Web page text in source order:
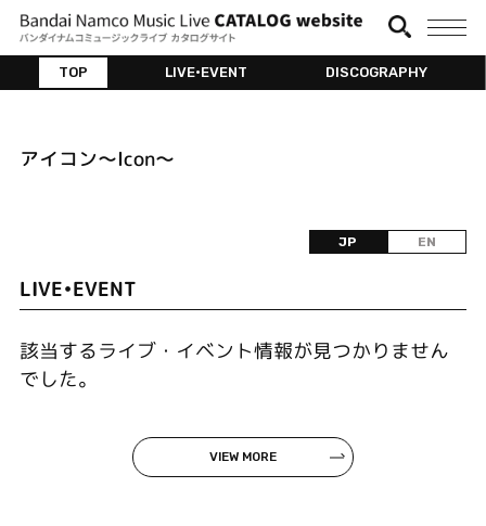
TOP LIVE•EVENT DISCOGRAPHY
アイコン～Icon～
JP EN
LIVE•EVENT
該当するライブ・イベント情報が見つかりません
でした。
VIEW MORE